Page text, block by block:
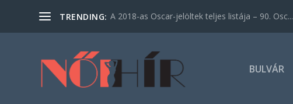
TRENDING: A 2018-as Oscar-jelöltek teljes listája – 90. Osc...
BULVÁR